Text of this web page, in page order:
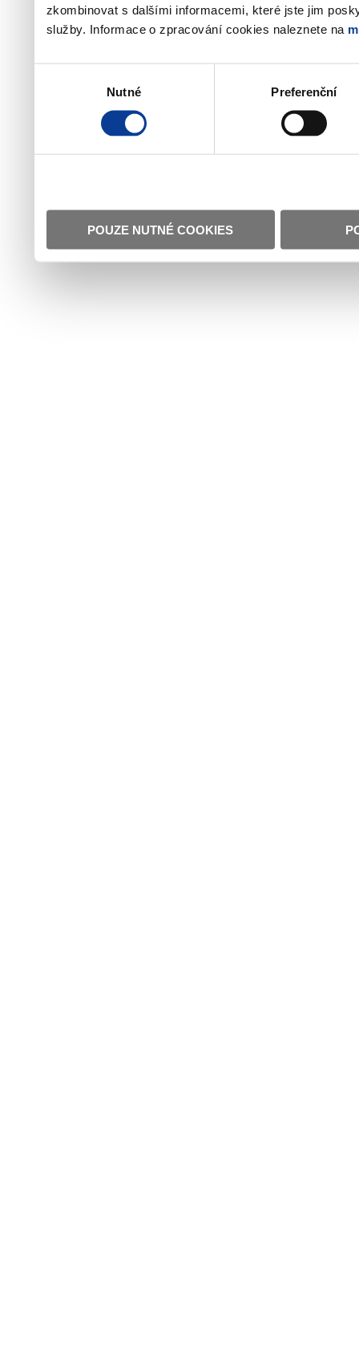
zkombinovat s dalšími informacemi, které jste jim
služby. Informace o zpracování cookies naleznete na
Nutné Preferenční
POUZE NUTNÉ COOKIES